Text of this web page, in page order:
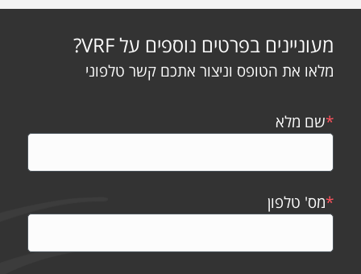
מעוניינים בפרטים נוספים על VRF?
מלאו את הטופס וניצור אתכם קשר טלפוני
*שם מלא
*מס' טלפון